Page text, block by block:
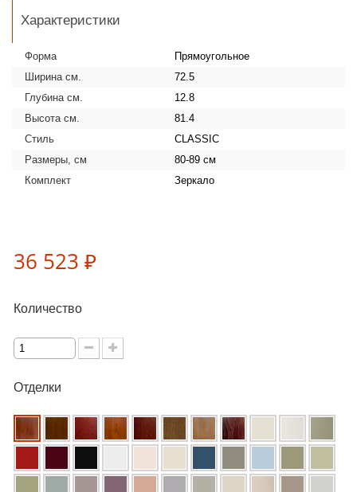
Характеристики
Форма
Прямоугольное
Ширина см.
72.5
Глубина см.
12.8
Высота см.
81.4
Стиль
CLASSIC
Размеры, см
80-89 см
Комплект
Зеркало
36 523 ₽
Количество
Отделки